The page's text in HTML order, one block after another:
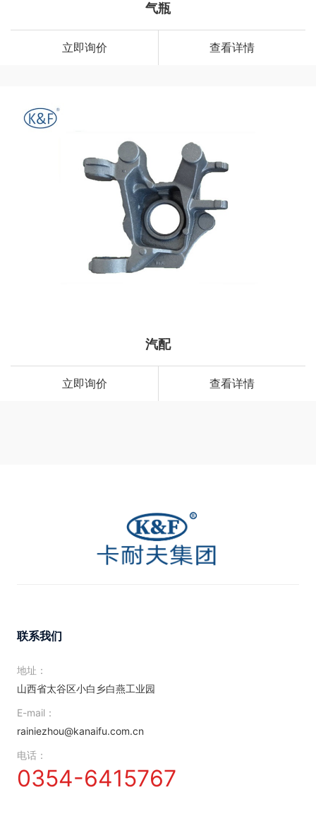
气瓶
立即询价 查看详情
汽配
立即询价 查看详情
联系我们
地址：
山西省太谷区小白乡白燕工业园
E-mail：
rainiezhou@kanaifu.com.cn
电话：
0354-6415767